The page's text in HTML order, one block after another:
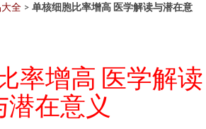
全 > 单核细胞比率增高 医学解读与潜在意
率增高 医学解读
潜在意义